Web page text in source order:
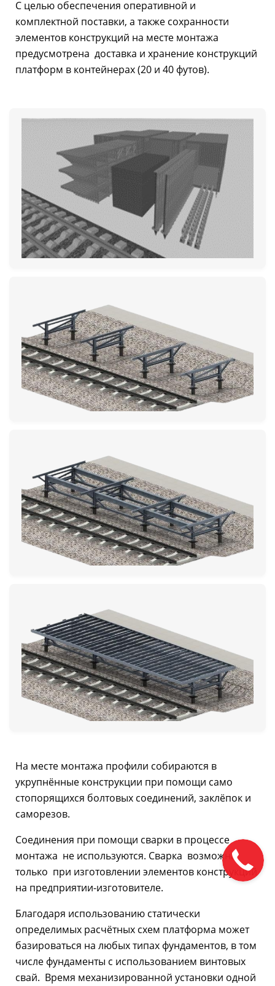
С целью обеспечения оперативной и
комплектной поставки, а также сохранности
элементов конструкций на месте монтажа
предусмотрена доставка и хранение конструкций
платформ в контейнерах (20 и 40 футов).
На месте монтажа профили собираются в
укрупнённые конструкции при помощи само
стопорящихся болтовых соединений, заклёпок и
саморезов.
Соединения при помощи сварки в процессе
монтажа не используются. Сварка возможна
только при изготовлении элементов конструкций
на предприятии-изготовителе.
Благодаря использованию статически
определимых расчётных схем платформа может
базироваться на любых типах фундаментов, в том
числе фундаменты с использованием винтовых
свай. Время механизированной установки одной